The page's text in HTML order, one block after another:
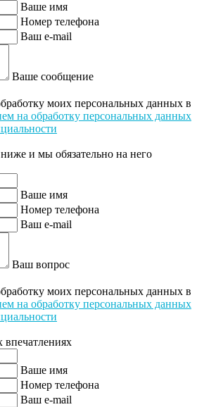
Ваше имя
Номер телефона
Ваш e-mail
Ваше сообщение
моих персональных данных в
на обработку персональных данных
и мы обязательно на него
Ваше имя
Номер телефона
Ваш e-mail
Ваш вопрос
моих персональных данных в
на обработку персональных данных
Ваше имя
Номер телефона
Ваш e-mail